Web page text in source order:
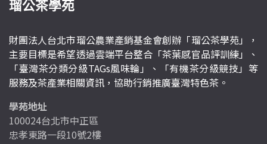
瑠公茶學苑
財團法人台北市瑠公農業產銷基金會創辦「瑠公茶學苑」，
主要目標是希望透過雲端平台整合「茶葉感官品評訓練」、
「臺灣茶分類分級TAGs風味輪」、「有機茶分級競技」等
服務及茶產業相關資訊，協助行銷推廣臺灣特色茶。
學苑地址
100024台北市中正區
忠孝東路一段10號2樓